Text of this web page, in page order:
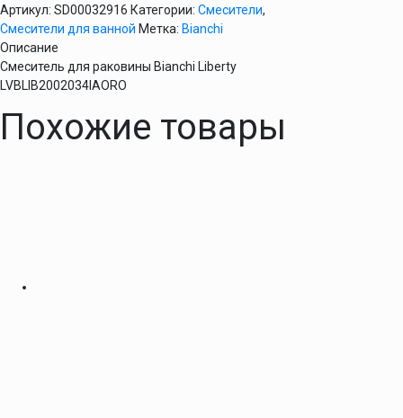
Артикул: SD00032916 Категории: Смесители,
Смесители для ванной Метка: Bianchi
Описание
Смеситель для раковины Bianchi Liberty
LVBLIB2002034IAORO
Похожие товары